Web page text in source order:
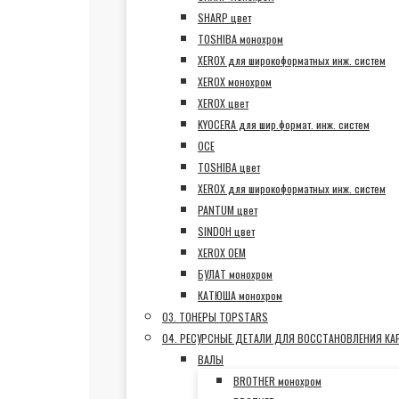
SHARP цвет
TOSHIBA монохром
XEROX для широкоформатных инж. систем
XEROX монохром
XEROX цвет
KYOCERA для шир.формат. инж. систем
OCE
TOSHIBA цвет
XEROX для широкоформатных инж. систем
PANTUM цвет
SINDOH цвет
XEROX OEM
БУЛАТ монохром
КАТЮША монохром
03. ТОНЕРЫ TOPSTARS
04. РЕСУРСНЫЕ ДЕТАЛИ ДЛЯ ВОССТАНОВЛЕНИЯ
ВАЛЫ
BROTHER монохром